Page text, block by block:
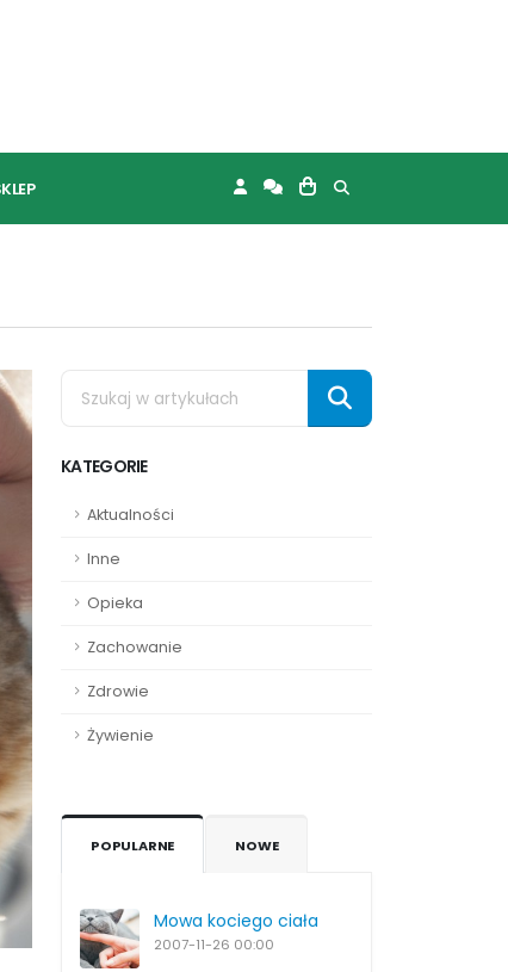
KATEGORIE
Aktualności
Inne
Opieka
Zachowanie
Zdrowie
Żywienie
POPULARNE NOWE
Mowa kociego ciała
2007-11-26 00:00